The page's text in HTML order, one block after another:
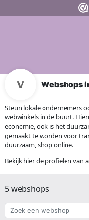
Webshops
Steun lokale ondernemers
webwinkels in de buurt.
economie, ook is het
gemaakt te worden voor
duurzaam, shop online.
Bekijk hier de profielen van
5 webshops
Zoek
een